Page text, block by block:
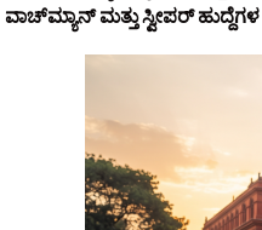
ವಾಚ್‌ಮ್ಯಾನ್ ಮತ್ತು ಸ್ವೀಪರ್ ಹುದ್ದೆಗಳ